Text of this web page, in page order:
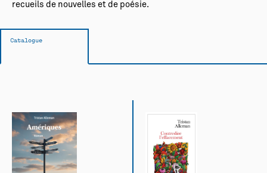
recueils de nouvelles et de poésie.
Catalogue